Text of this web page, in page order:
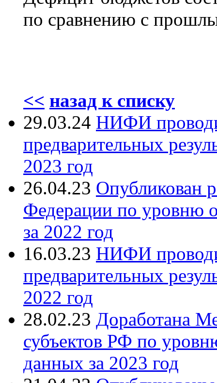
по сравнению с
<< назад к списку
29.03.24 НИФИ
предварительных
2023 год
26.04.23 Опубликован
Федерации по уровню
за 2022 год
16.03.23 НИФИ
предварительных
2022 год
28.02.23 Доработана
субъектов РФ по
данных за 2023 год